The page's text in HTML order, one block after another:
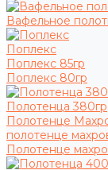
Вафельное
Поплекс
Поплекс 85гр
Поплекс 80гр
Полотенца 380гр
Полотенце
полотенце
Полотенце